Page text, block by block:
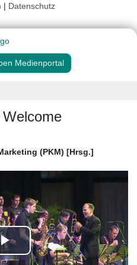
| Datenschutz
Medienportal
(PKM) [Hrsg.]
Play